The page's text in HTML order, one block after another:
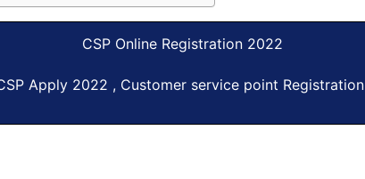
CSP Online Registration 2022
Apply 2022 , Customer service point Registration